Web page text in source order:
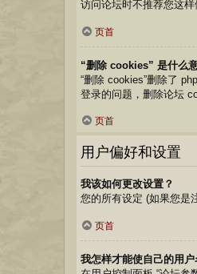
访问论坛时不推荐您这
页首
“删除 cookies” 是什么
“删除 cookies”删除了
登录的问题，删除论坛
页首
用户偏好和设置
我该如何更改设置？
您的所有设定 (如果您是
页首
我怎样才能使自己的用